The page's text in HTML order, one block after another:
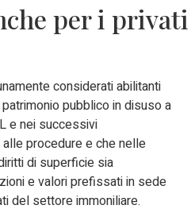
per i privati
considerati abilitanti
pubblico in disuso a
e nei successivi
procedure e che nelle
di superficie sia
e valori prefissati in sede
del settore immoniliare.